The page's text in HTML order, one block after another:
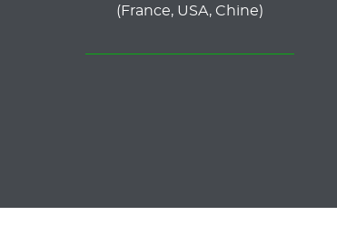
(France, USA, Chine)